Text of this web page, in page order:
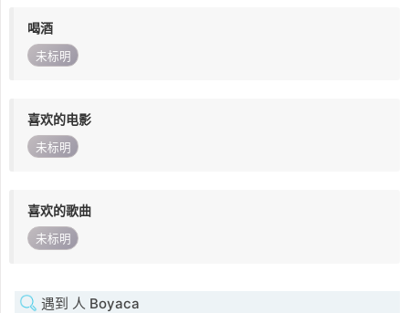
喝酒
未标明
喜欢的电影
未标明
喜欢的歌曲
未标明
遇到 人 Boyaca